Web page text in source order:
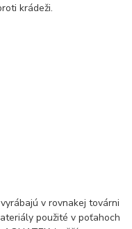
krádeži.
v rovnakej továrni
použité v poťahoch